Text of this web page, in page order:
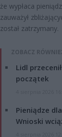
że wypłaca
zauważył
został zatrzymany.
ZOBACZ
Lidl
początek
Pieniądze
Wnioski